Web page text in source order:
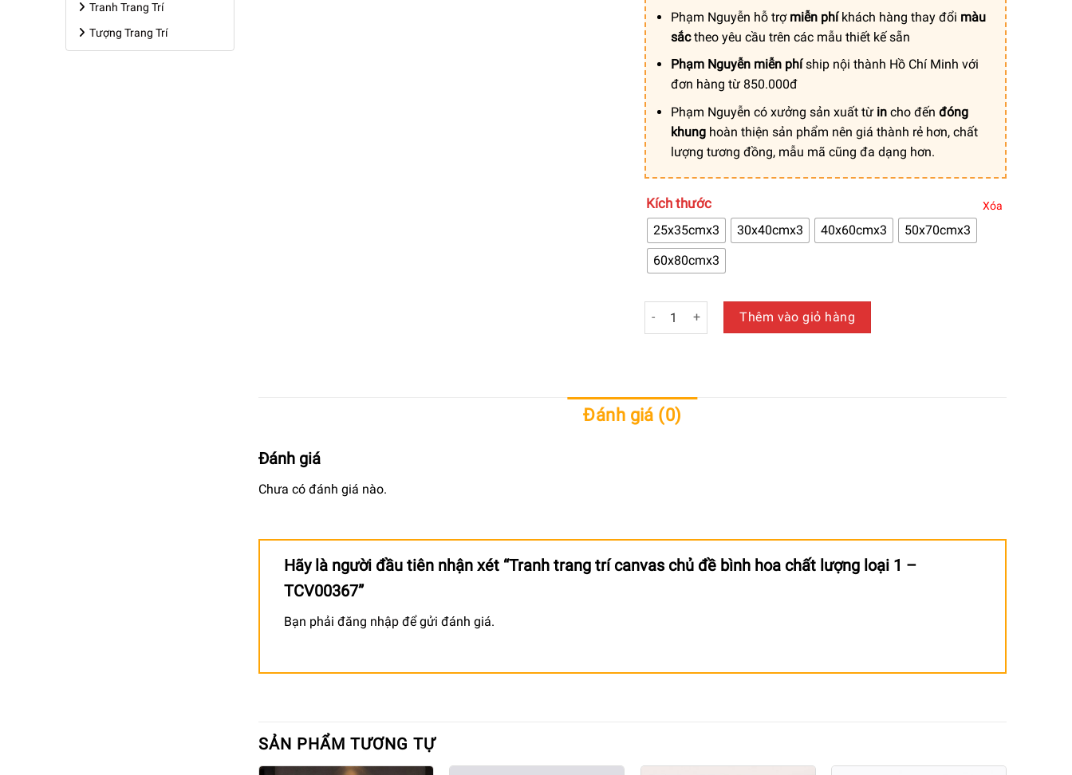
Tranh Trang Trí
Tượng Trang Trí
Phạm Nguyễn hỗ trợ miễn phíkhách hàng thay đổi màu
sắctheo yêu cầu trên các mẫu thiết kế sẵn
Phạm Nguyễn miễn phíship nội thành Hồ Chí Minh với
đơn hàng từ 850.000đ
Phạm Nguyễn có xưởng sản xuất từ incho đến đóng
khunghoàn thiện sản phẩm nên giá thành rẻ hơn, chất
lượng tương đồng, mẫu mã cũng đa dạng hơn.
Kích thước
25x35cmx3 30x40cmx3 40x60cmx3
50x70cmx3
60x80cmx3
Xóa
Tranh trang trí canvas chủ đề bình hoa chất lượng loại 1 - TCV00367 số
Thêm vào giỏ hàng
Đánh giá (0)
Đánh giá
Chưa có đánh giá nào.
Hãy là người đầu tiên nhận xét “Tranh trang trí canvas chủ đề bình hoa chất lượng loại 1 –
TCV00367”
Bạn phải đăng nhập để gửi đánh giá.
SẢN PHẨM TƯƠNG TỰ